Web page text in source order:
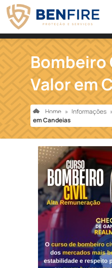
Bombeiro
Valor em
Home » Informações
em Candeias